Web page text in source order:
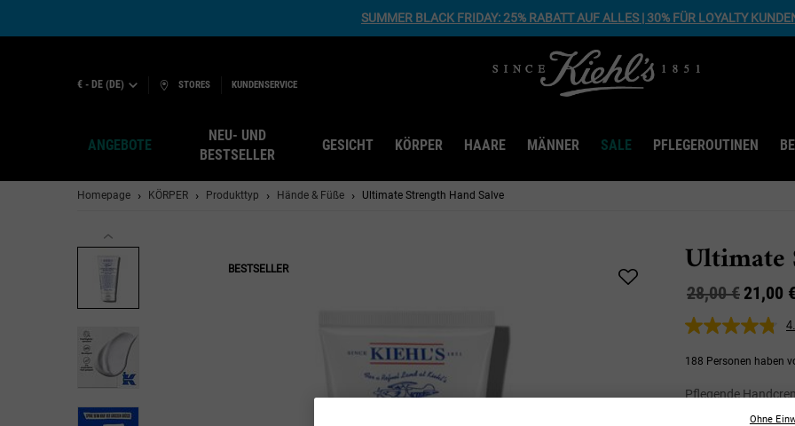
SUMMER BLACK FRIDAY: 25% RABATT AUF ALLES | 30% FÜR LOYALTY
€ - DE (DE) STORES KUNDENSERVICE
ANGEBOTE
NEU- UND
BESTSELLER
GESICHT KÖRPER HAARE MÄNNER SALE PFLEGEROUTINEN
Homepage KÖRPER Produkttyp Hände & Füße Ultimate Strength Hand Salve
Ultimate
Alter Preis
28,00 €
Neuer Preis21,00 €
188 Personen haben
BESTSELLER
Pflegende
Hauttrockenheit
Ohne